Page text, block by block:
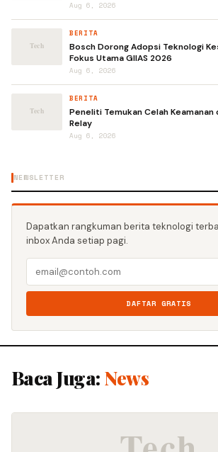
Aug 6, 2026
BERITA
Bosch Dorong Adopsi Teknologi
Fokus Utama GIIAS 2026
Aug 6, 2026
BERITA
Peneliti Temukan Celah
Relay
Aug 6, 2026
NEWSLETTER
Dapatkan rangkuman berita teknologi
inbox Anda setiap pagi.
DAFTAR GRATIS
Baca Juga: News